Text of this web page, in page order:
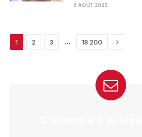
8 AOÛT 2026
1 2 3 … 18 200 Next